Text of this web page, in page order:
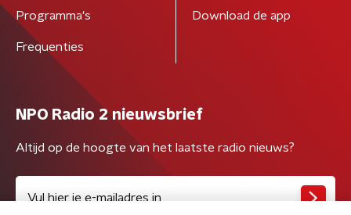
Programma's
Frequenties
Download de app
NPO Radio 2 nieuwsbrief
Altijd op de hoogte van het laatste radio nieuws?